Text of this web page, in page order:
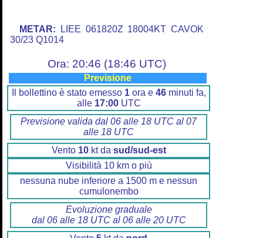
METAR: LIEE 061820Z 18004KT CAVOK
30/23 Q1014
Ora: 20:46 (18:46 UTC)
Previsione
Il bollettino è stato emesso 1ora e 46minuti fa,
alle 17:00UTC
Previsione valida dal 06 alle 18 UTC al 07
alle 18 UTC
Vento 10kt da sud/sud-est
Visibilità 10 km o più
nessuna nube inferiore a 1500 m e nessun
cumulonembo
Evoluzione graduale
dal 06 alle 18 UTC al 06 alle 20 UTC